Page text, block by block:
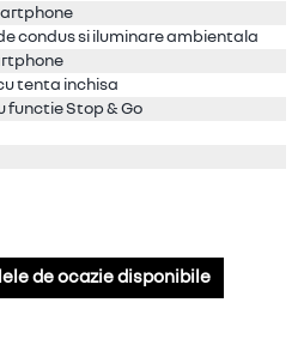
condus si iluminare ambientala
tenta inchisa
functie Stop & Go
de ocazie disponibile